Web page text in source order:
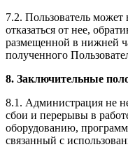
7.2. Пользователь
отказаться от нее,
размещенной в нижней
полученного
8. Заключительные
8.1. Администрация не
сбои и перерывы в
оборудованию,
связанный с